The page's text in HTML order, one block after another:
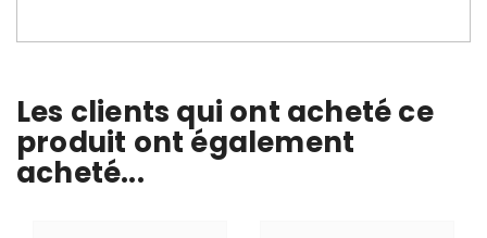
Les clients qui ont acheté ce
produit ont également
acheté...